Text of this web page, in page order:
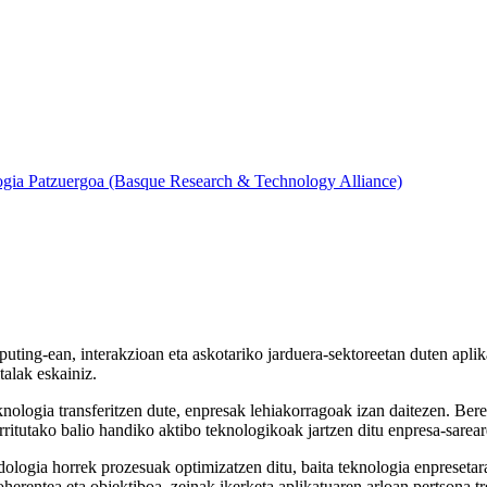
Patzuergoa (Basque Research & Technology Alliance)
ean, interakzioan eta askotariko jarduera-sektoreetan duten
eskainiz.
transferitzen dute, enpresak lehiakorragoak izan daitezen.
balio handiko aktibo teknologikoak jartzen ditu enpresa-
horrek prozesuak optimizatzen ditu, baita teknologia